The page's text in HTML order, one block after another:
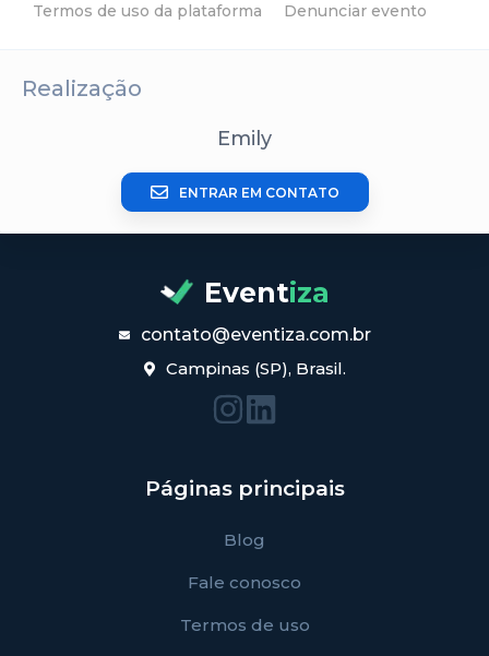
Termos de uso da plataforma Denunciar evento
Realização
Emily
ENTRAR EM CONTATO
Eventiza
contato@eventiza.com.br
Campinas (SP), Brasil.
Páginas principais
Blog
Fale conosco
Termos de uso